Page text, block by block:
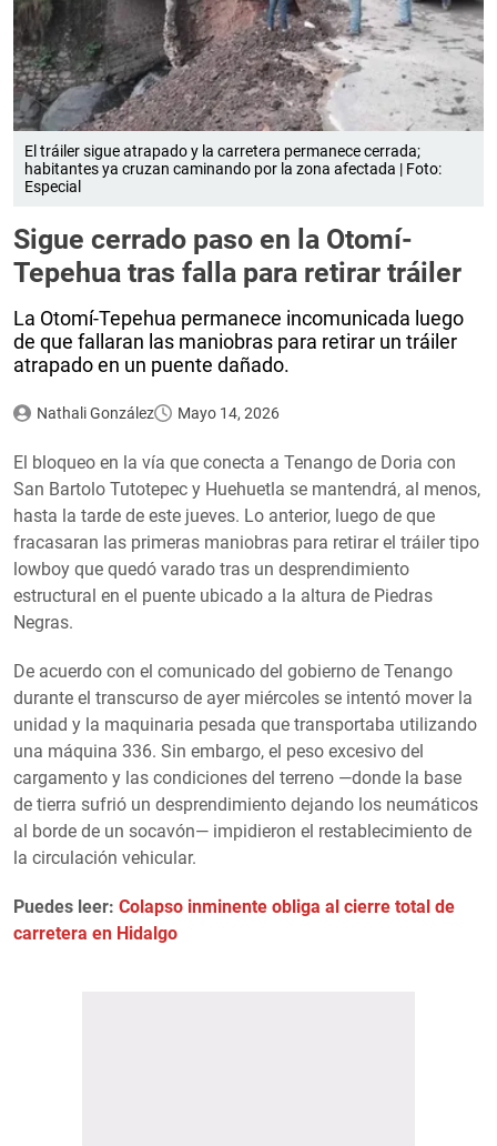
El tráiler sigue atrapado y la carretera permanece cerrada;
habitantes ya cruzan caminando por la zona afectada | Foto:
Especial
Sigue cerrado paso en la Otomí-
Tepehua tras falla para retirar tráiler
La Otomí-Tepehua permanece incomunicada luego
de que fallaran las maniobras para retirar un tráiler
atrapado en un puente dañado.
Nathali González Mayo 14, 2026
El bloqueo en la vía que conecta a Tenango de Doria con
San Bartolo Tutotepec y Huehuetla se mantendrá, al menos,
hasta la tarde de este jueves. Lo anterior, luego de que
fracasaran las primeras maniobras para retirar el tráiler tipo
lowboy que quedó varado tras un desprendimiento
estructural en el puente ubicado a la altura de Piedras
Negras.
De acuerdo con el comunicado del gobierno de Tenango
durante el transcurso de ayer miércoles se intentó mover la
unidad y la maquinaria pesada que transportaba utilizando
una máquina 336. Sin embargo, el peso excesivo del
cargamento y las condiciones del terreno —donde la base
de tierra sufrió un desprendimiento dejando los neumáticos
al borde de un socavón— impidieron el restablecimiento de
la circulación vehicular.
Puedes leer: Colapso inminente obliga al cierre total de
carretera en Hidalgo